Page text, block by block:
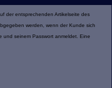
der entsprechenden Artikelseite des
werden, wenn der Kunde sich
und seinem Passwort anmeldet. Eine